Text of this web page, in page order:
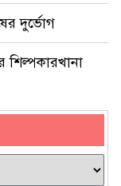
দুর্ভোগ
শিল্পকারখানা